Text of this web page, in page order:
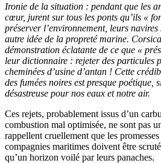
Ironie de la situation : pendant que les
cœur, jurent sur tous les ponts qu’ils «
préserver l’environnement, leurs
autre idée de la propreté marine.
démonstration éclatante de ce que «
leur dictionnaire : rejeter des particules
cheminées d’usine d’antan ! Cette
des fumées noires est presque poétique,
désastreuse pour nos eaux et notre air.
Ces rejets, probablement issus d’un
combustion mal optimisée, ne sont pas
rappellent cruellement que les
compagnies maritimes doivent être
qu’un horizon voilé par leurs panaches.